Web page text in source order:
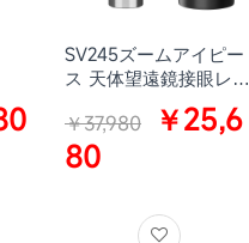
ィ
SV245ズームアイピー
ス 天体望遠鏡接眼レン
ズ 広角アイピース 惑
星アイピースクリック
ストップ設計 63°の広
視野 デュアルレンズイ
ーム比 乱視矯正器の取
￥37,980
￥25,6
80